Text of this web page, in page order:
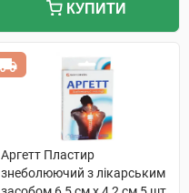
КУПИТИ
Аргетт Пластир
знеболюючий з лікарським